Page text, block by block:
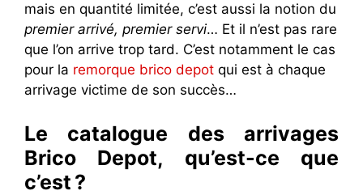
mais en quantité limitée, c’est aussi la notion du
premier arrivé, premier servi… Et il n’est pas rare
que l’on arrive trop tard. C’est notamment le cas
pour la remorque brico depot qui est à chaque
arrivage victime de son succès…
Le catalogue des arrivages
Brico Depot, qu’est-ce que
c’est ?